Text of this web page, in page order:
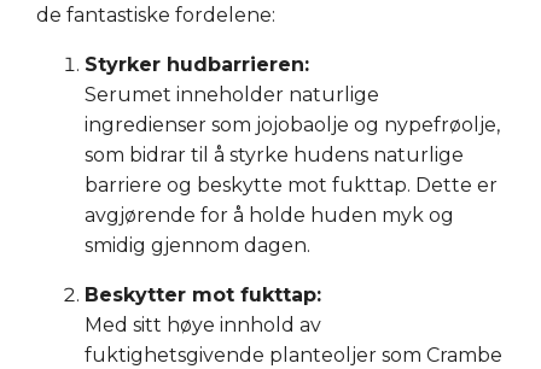
de fantastiske fordelene:
Styrker hudbarrieren:
Serumet inneholder naturlige
ingredienser som jojobaolje og nypefrøolje,
som bidrar til å styrke hudens naturlige
barriere og beskytte mot fukttap. Dette er
avgjørende for å holde huden myk og
smidig gjennom dagen.
Beskytter mot fukttap:
Med sitt høye innhold av
fuktighetsgivende planteoljer som Crambe